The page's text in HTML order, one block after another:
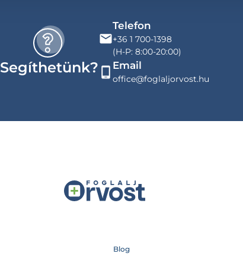
Segíthetünk?
Telefon
+36 1 700-1398
(H-P: 8:00-20:00)
Email
office@foglaljorvost.hu
Blog